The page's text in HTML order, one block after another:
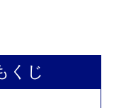
くじ